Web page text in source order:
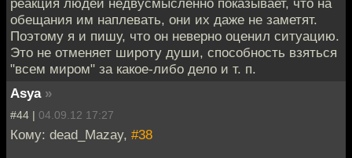
обещания им наплевать, они их даже не заметят.
Поэтому я и пишу, что он неверно оценил ситуацию.
Это не отменяет широту души, способность взяться
"всем миром" за какое-либо дело и т. п.
Asya »
#44 | 04.09.12 17:27
Кому: dead_Mazay, #38